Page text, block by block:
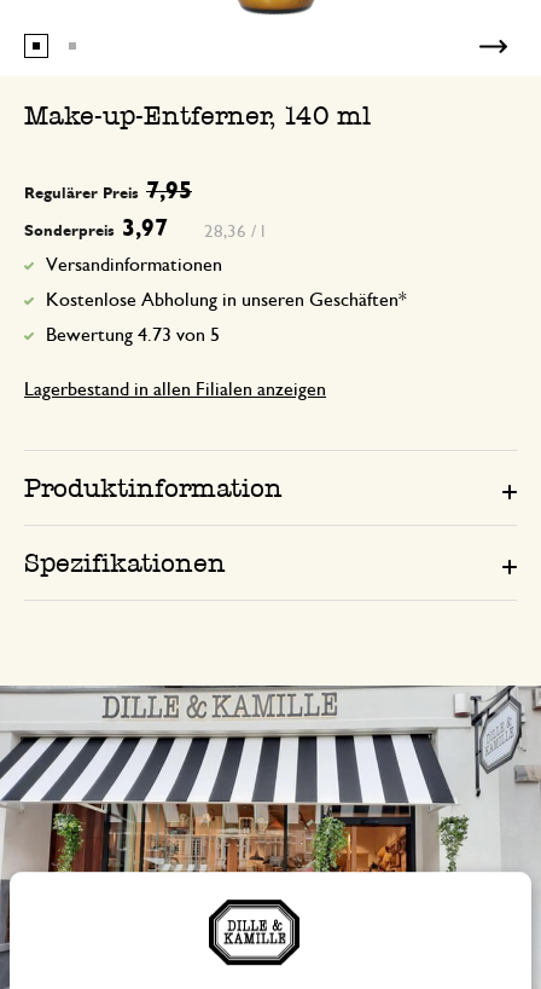
Make-up-Entferner, 140 ml
Sonderpreis 3,97
Regulärer Preis 7,95
28,36 / l
Versandinformationen
Kostenlose Abholung in unseren Geschäften*
Bewertung 4.73 von 5
Lagerbestand in allen Filialen anzeigen
Produktinformation
Spezifikationen
Immer in der Nähe